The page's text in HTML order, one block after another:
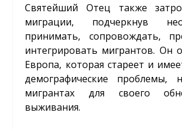
Святейший Отец также
миграции, подчеркнув
принимать, сопровождать,
интегрировать мигрантов. Он
Европа, которая стареет и
демографические проблемы,
мигрантах для своего
выживания.